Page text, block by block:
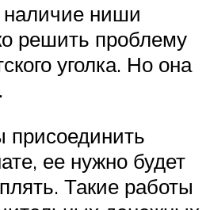
ниши
решить проблему
уголка. Но она
присоединить
ее нужно будет
Такие работы